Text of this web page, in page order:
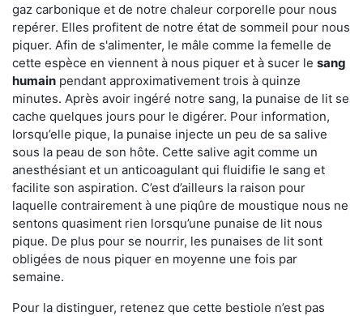
gaz carbonique et de notre chaleur corporelle pour nous
repérer. Elles profitent de notre état de sommeil pour nous
piquer. Afin de s'alimenter, le mâle comme la femelle de
cette espèce en viennent à nous piquer et à sucer le sang
humain pendant approximativement trois à quinze
minutes. Après avoir ingéré notre sang, la punaise de lit se
cache quelques jours pour le digérer. Pour information,
lorsqu’elle pique, la punaise injecte un peu de sa salive
sous la peau de son hôte. Cette salive agit comme un
anesthésiant et un anticoagulant qui fluidifie le sang et
facilite son aspiration. C’est d’ailleurs la raison pour
laquelle contrairement à une piqûre de moustique nous ne
sentons quasiment rien lorsqu’une punaise de lit nous
pique. De plus pour se nourrir, les punaises de lit sont
obligées de nous piquer en moyenne une fois par
semaine.
Pour la distinguer, retenez que cette bestiole n’est pas